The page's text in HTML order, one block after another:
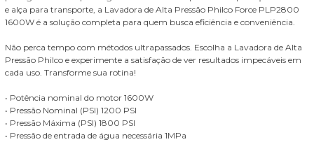
e alça para transporte, a Lavadora de Alta Pressão Philco Force PLP2800
1600W é a solução completa para quem busca eficiência e conveniência.
Não perca tempo com métodos ultrapassados. Escolha a Lavadora de Alta
Pressão Philco e experimente a satisfação de ver resultados impecáveis em
cada uso. Transforme sua rotina!
• Potência nominal do motor 1600W
• Pressão Nominal (PSI) 1200 PSI
• Pressão Máxima (PSI) 1800 PSI
• Pressão de entrada de água necessária 1MPa